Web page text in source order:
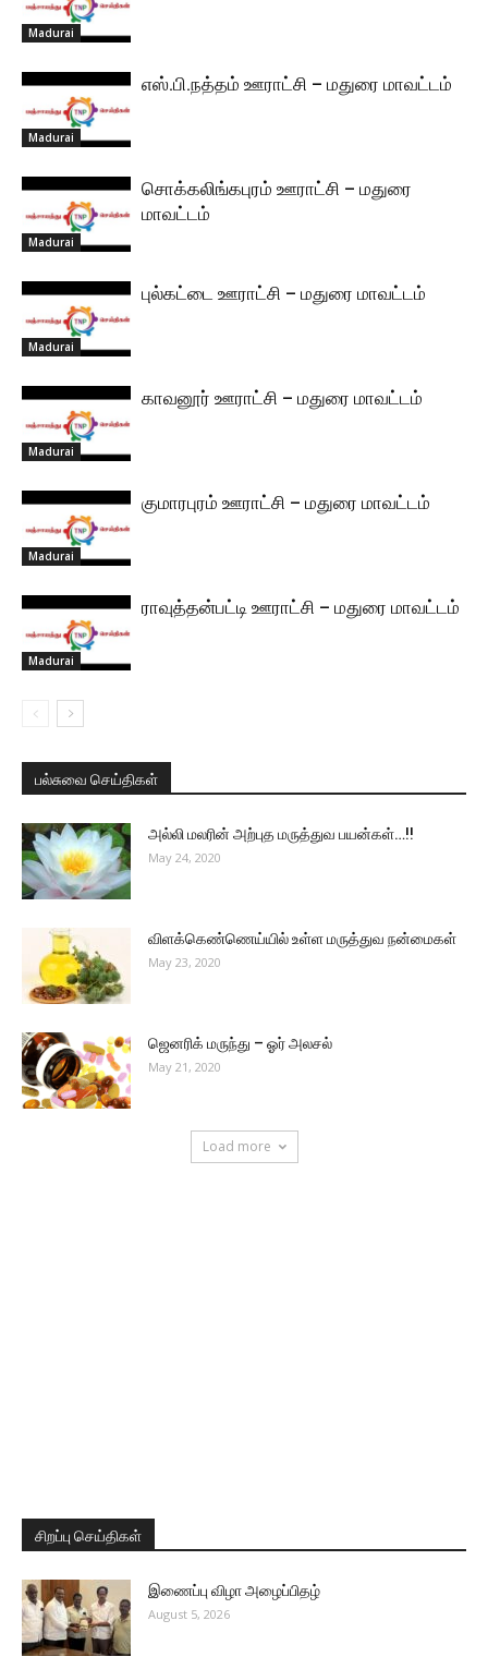
Madurai
Madurai
எஸ்.பி.நத்தம் ஊராட்சி – மதுரை மாவட்டம்
Madurai
சொக்கலிங்கபுரம் ஊராட்சி – மதுரை
மாவட்டம்
Madurai
புல்கட்டை ஊராட்சி – மதுரை மாவட்டம்
Madurai
காவனூர் ஊராட்சி – மதுரை மாவட்டம்
Madurai
குமாரபுரம் ஊராட்சி – மதுரை மாவட்டம்
Madurai
ராவுத்தன்பட்டி ஊராட்சி – மதுரை மாவட்டம்
பல்சுவை செய்திகள்
அல்லி மலரின் அற்புத மருத்துவ பயன்கள்…!!
May 24, 2020
விளக்கெண்ணெய்யில் உள்ள மருத்துவ நன்மைகள்
May 23, 2020
ஜெனரிக் மருந்து – ஓர் அலசல்
May 21, 2020
Load more
சிறப்பு செய்திகள்
இணைப்பு விழா அழைப்பிதழ்
August 5, 2026